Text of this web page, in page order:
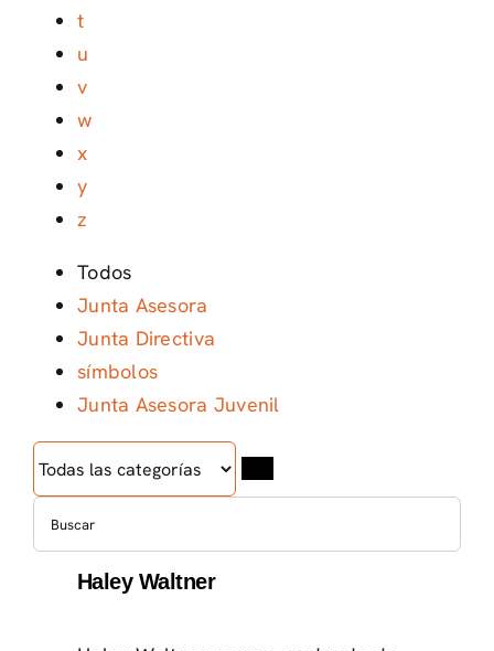
t
u
v
w
x
y
z
Todos
Junta Asesora
Junta Directiva
símbolos
Junta Asesora Juvenil
Haley Waltner